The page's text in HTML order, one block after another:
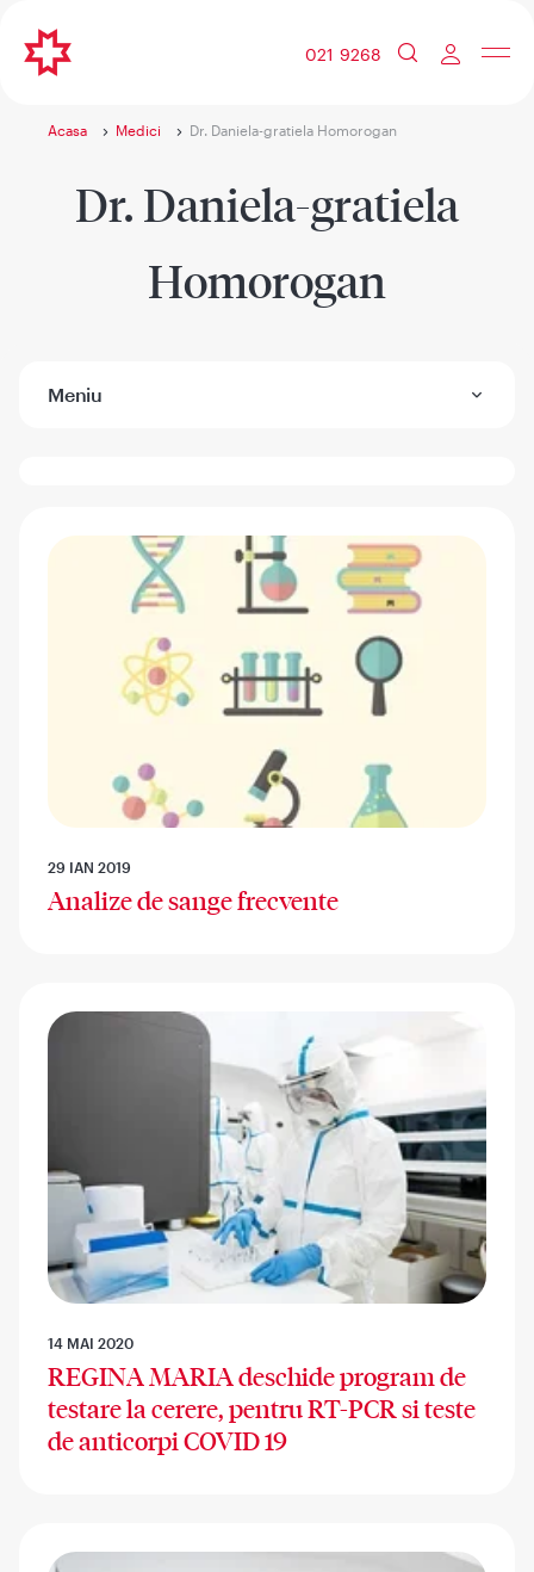
021 9268
Acasa Medici Dr. Daniela-gratiela Homorogan
Dr. Daniela-gratiela
Homorogan
Meniu
29 IAN 2019
Analize de sange frecvente
14 MAI 2020
REGINA MARIA deschide program de
testare la cerere, pentru RT-PCR si teste
de anticorpi COVID 19